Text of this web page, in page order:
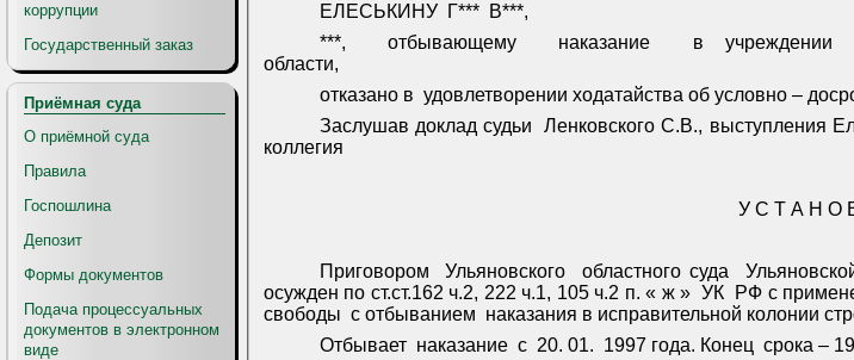
коррупции
Государственный заказ
Приёмная суда
О приёмной суда
Правила
Госпошлина
Депозит
Формы документов
Подача процессуальных
документов в электронном
виде
ЕЛЕСЬКИНУ
Г***
В***,
***,
отбывающему наказание в учреждении
области,
отказано в удовлетворении ходатайства об условно –
Заслушав доклад судьи
Ленковского С.В., выступления
коллегия
У С Т А Н О
Приговором Ульяновского областного суда
осужден по ст.ст.162 ч.2, 222 ч.1, 105 ч.2 п. « ж » УК РФ с
свободы с отбыванием наказания в исправительной колонии
Отбывает наказание с 20. 01. 1997 года. Конец срока –